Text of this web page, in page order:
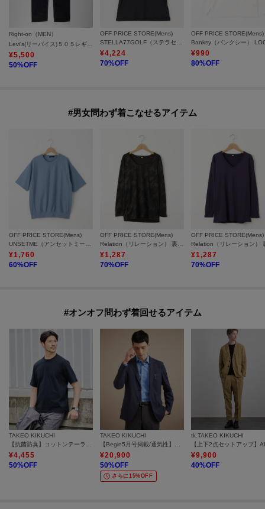
Right-on（MEN）
¥5,500
50%OFF
OFF PRICE STORE(Mens)
¥4,224
70%OFF
OFF PRICE STORE(Mens)
¥990
80%OFF
#男女問わず着こなせるアイテム
OFF PRICE STORE(Mens)
UNSETME（アンセットミー） スエットライクTシャツ【SALE/セール/オフプライス/カジュアル/デイリー/トレンド/ユニセックス】
¥1,760
60%OFF
OFF PRICE STORE(Mens)
Relation（リレーション） 裏起毛長袖Uネックインナー【SALE/カジュアル/デイリー/トレンド/ユニセックス】
¥1,287
70%OFF
OFF PRICE STORE(Mens)
¥1,287
70%OFF
#オンオフ問わず着回せるアイテム
TAKEO KIKUCHI
¥4,455
50%OFF
TAKEO KIKUCHI
¥20,900
50%OFF
さらに15%OFF
tk.TAKEO KIKUCHI
¥9,900
40%OFF